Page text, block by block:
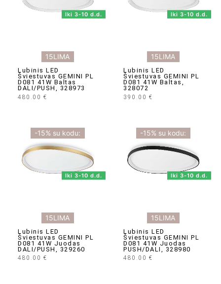
15LIMA
Iki 3-10 d.d.
Lubinis LED
Šviestuvas GEMINI PL
D081 41W Baltas
DALI/PUSH, 328973
480.00 €
15LIMA
Iki 3-10 d.d.
Lubinis LED
Šviestuvas GEMINI PL
D081 41W Baltas,
328072
390.00 €
15LIMA
-15% su kodu:
Iki 3-10 d.d.
Lubinis LED
Šviestuvas GEMINI PL
D081 41W Juodas
DALI/PUSH, 329260
480.00 €
15LIMA
-15% su kodu:
Iki 3-10 d.d.
Lubinis LED
Šviestuvas GEMINI PL
D081 41W Juodas
PUSH/DALI, 328980
480.00 €